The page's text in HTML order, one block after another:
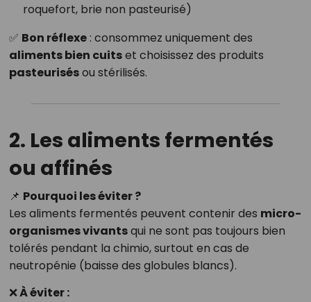
roquefort, brie non pasteurisé)
✅ Bon réflexe: consommez uniquement des
aliments bien cuitset choisissez des produits
pasteurisésou stérilisés.
2. Les aliments fermentés
ou affinés
📌 Pourquoi les éviter ?
Les aliments fermentés peuvent contenir des micro-
organismes vivantsqui ne sont pas toujours bien
tolérés pendant la chimio, surtout en cas de
neutropénie (baisse des globules blancs).
❌ À éviter :